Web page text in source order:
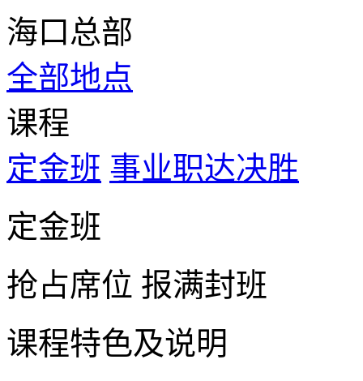
海口总部
全部地点
课程
定金班 事业职达决胜
定金班
抢占席位 报满封班
课程特色及说明